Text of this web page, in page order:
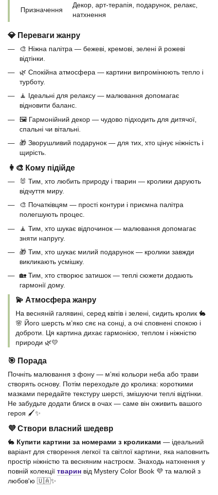
Призначення
Декор, арт-терапія, подарунок, релакс,
натхнення
💎 Переваги жанру
🎨 Ніжна палітра — бежеві, кремові, зелені й рожеві
відтінки.
🌿 Спокійна атмосфера — картини випромінюють тепло і
турботу.
🧘 Ідеальні для релаксу — малювання допомагає
відновити баланс.
🖼️ Гармонійний декор — чудово підходить для дитячої,
спальні чи вітальні.
🎁 Зворушливий подарунок — для тих, хто цінує ніжність і
щирість.
👩‍🎨 Кому підійде
🐰 Тим, хто любить природу і тварин — кролики дарують
відчуття миру.
🎨 Початківцям — прості контури і приємна палітра
полегшують процес.
🧘 Тим, хто шукає відпочинок — малювання допомагає
зняти напругу.
🎁 Тим, хто шукає милий подарунок — кролики завжди
викликають усмішку.
🏡 Тим, хто створює затишок — теплі сюжети додають
гармонії дому.
💫 Атмосфера жанру
На весняній галявині, серед квітів і зелені, сидить кролик 🐇
🌸 Його шерсть м’яко сяє на сонці, а очі сповнені спокою і
доброти. Ця картина дихає гармонією, теплом і ніжністю
природи 🌿💛
🎯 Порада
Почніть малювання з фону — м’які кольори неба або трави
створять основу. Потім переходьте до кролика: короткими
мазками передайте текстуру шерсті, змішуючи теплі відтінки.
Не забудьте додати блиск в очах — саме він оживить вашого
героя 🖌️✨
💜 Створи власний шедевр
🐇 Купити картини за номерами з кроликами — ідеальний
варіант для створення легкої та світлої картини, яка наповнить
простір ніжністю та весняним настроєм. Знаходь натхнення у
повній колекції тварин від Mystery Color Book 💜 та малюй з
любов'ю 🇺🇦✨